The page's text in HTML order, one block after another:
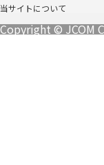
当サイトについて
Copyright © JCOM